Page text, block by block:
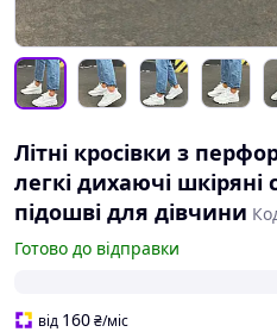
Літні кросівки з
легкі дихаючі шкіряні
підошві для дівчини
Готово до відправки
від 160₴/міс